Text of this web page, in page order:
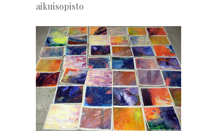
aikuisopisto